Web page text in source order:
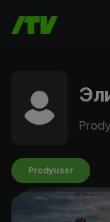
Prodyuser